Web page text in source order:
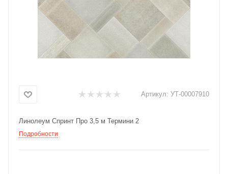
Артикул: УТ-00007910
Линолеум Спринт Про 3,5 м Термини 2
Подробности
Добавляйте товары
в корзину
выбранный способом